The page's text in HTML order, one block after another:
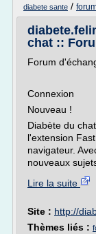
diabete sante /
chat ::
Forum
Connexion
Nouveau !
Diabète du
l'extension
navigateur.
nouveaux
Lire la suite
Site : http://
Thèmes liés :